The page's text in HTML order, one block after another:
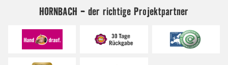
HORNBACH - der richtige Projektpartner